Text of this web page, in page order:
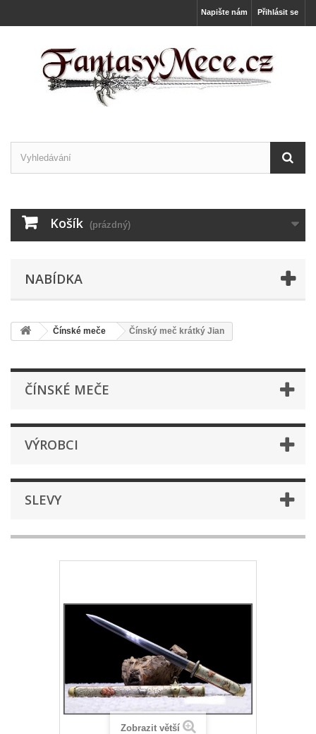
Přihlásit se
Napište nám
Košík (prázdný)
NABÍDKA
Čínské meče Čínský meč krátký Jian
ČÍNSKÉ MEČE
VÝROBCI
SLEVY
Zobrazit větší